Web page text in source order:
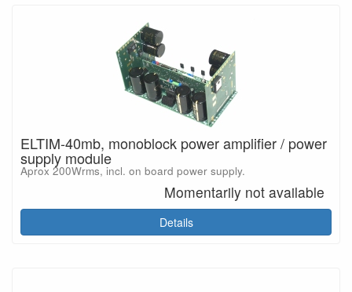
ELTIM-40mb, monoblock power amplifier / power
supply module
Aprox 200Wrms, incl. on board power supply.
Momentarily not available
Details